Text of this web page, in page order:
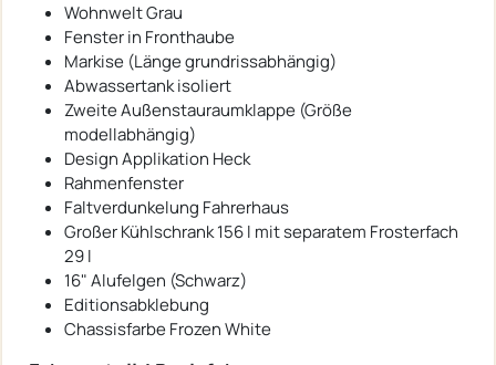
Wohnwelt Grau
Fenster in Fronthaube
Markise (Länge grundrissabhängig)
Abwassertank isoliert
Zweite Außenstauraumklappe (Größe
modellabhängig)
Design Applikation Heck
Rahmenfenster
Faltverdunkelung Fahrerhaus
Großer Kühlschrank 156 l mit separatem Frosterfach
29 l
16" Alufelgen (Schwarz)
Editionsabklebung
Chassisfarbe Frozen White